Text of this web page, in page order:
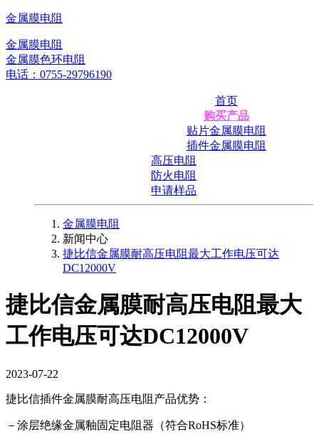
金属膜电阻
金属膜电阻
金属膜色环电阻
电话：0755-29796190
首页
购买产品
贴片金属膜电阻
插件金属膜电阻
高压电阻
防火电阻
申请样品
金属膜电阻
新闻中心
捷比信金属膜耐高压电阻最大工作电压可达
DC12000V
捷比信金属膜耐高压电阻最大
工作电压可达DC12000V
2023-07-22
捷比信插件金属膜耐高压电阻产品优势：
－涂层绝缘金属釉固定电阻器（符合RoHS标准）